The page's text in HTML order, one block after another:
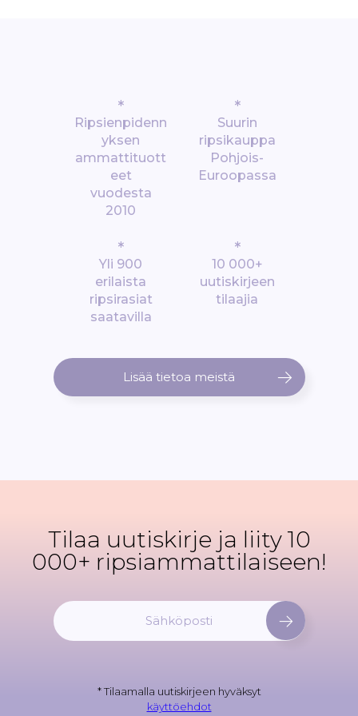
*
Ripsienpidenn
yksen
ammattituott
eet
vuodesta
2010
*
Suurin
ripsikauppa
Pohjois-
Euroopassa
*
Yli 900
erilaista
ripsirasiat
saatavilla
*
10 000+
uutiskirjeen
tilaajia
Lisää tietoa meistä
Tilaa uutiskirje ja liity 10
000+ ripsiammattilaiseen!
T
i
* Tilaamalla uutiskirjeen hyväksyt
käyttöehdot